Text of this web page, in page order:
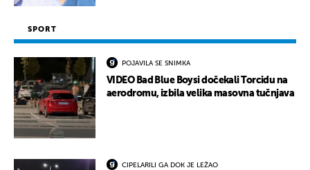
SPORT
POJAVILA SE SNIMKA
VIDEO Bad Blue Boysi dočekali Torcidu na
aerodromu, izbila velika masovna tučnjava
CIPELARILI GA DOK JE LEŽAO